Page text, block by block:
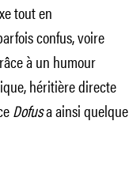
tout en
confus, voire
à un humour
héritière directe
Dofusa ainsi quelque